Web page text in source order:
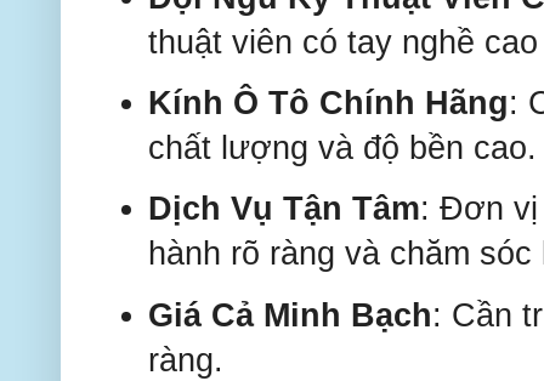
thuật viên có tay nghề
Kính Ô Tô Chính Hãng:
chất lượng và độ bền cao.
Dịch Vụ Tận Tâm: Đơn vị
hành rõ ràng và chăm
Giá Cả Minh Bạch: Cần
ràng.